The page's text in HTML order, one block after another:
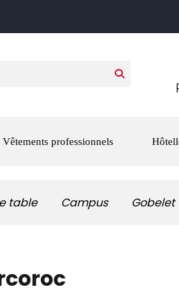
Vêtements professionnels
table Campus Gobelet